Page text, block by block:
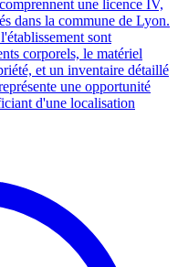
une licence IV,
dans la commune de Lyon.
sont
corporels, le matériel
et un inventaire détaillé
une opportunité
d'une localisation